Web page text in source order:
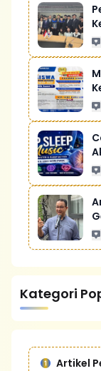
Kategori
Artikel